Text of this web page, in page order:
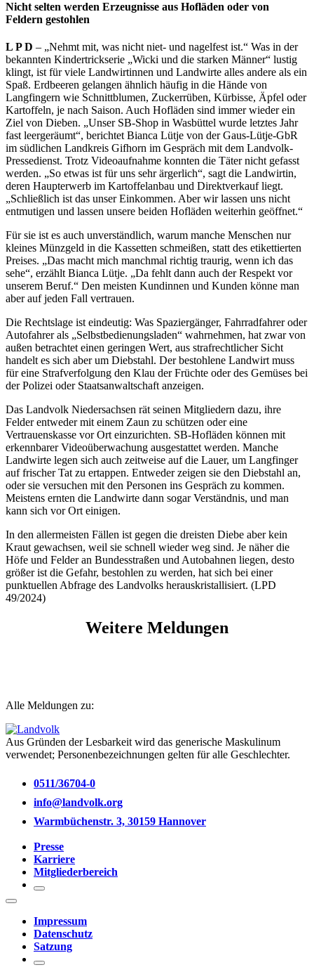
Nicht selten werden Erzeugnisse aus Hofläden oder von
Feldern gestohlen
L P D – „Nehmt mit, was nicht niet- und nagelfest ist.“ Was in der
bekannten Kindertrickserie „Wicki und die starken Männer“ lustig
klingt, ist für viele Landwirtinnen und Landwirte alles andere als ein
Spaß. Erdbeeren gelangen ähnlich häufig in die Hände von
Langfingern wie Schnittblumen, Zuckerrüben, Kürbisse, Äpfel oder
Kartoffeln, je nach Saison. Auch Hofläden sind immer wieder ein
Ziel von Dieben. „Unser SB-Shop in Wasbüttel wurde letztes Jahr
fast leergeräumt“, berichtet Bianca Lütje von der Gaus-Lütje-GbR
im südlichen Landkreis Gifhorn im Gespräch mit dem Landvolk-
Pressedienst. Trotz Videoaufnahme konnten die Täter nicht gefasst
werden. „So etwas ist für uns sehr ärgerlich“, sagt die Landwirtin,
deren Haupterwerb im Kartoffelanbau und Direktverkauf liegt.
„Schließlich ist das unser Einkommen. Aber wir lassen uns nicht
entmutigen und lassen unsere beiden Hofläden weiterhin geöffnet.“
Für sie ist es auch unverständlich, warum manche Menschen nur
kleines Münzgeld in die Kassetten schmeißen, statt des etikettierten
Preises. „Das macht mich manchmal richtig traurig, wenn ich das
sehe“, erzählt Bianca Lütje. „Da fehlt dann auch der Respekt vor
unserem Beruf.“ Den meisten Kundinnen und Kunden könne man
aber auf jeden Fall vertrauen.
Die Rechtslage ist eindeutig: Was Spaziergänger, Fahrradfahrer oder
Autofahrer als „Selbstbedienungsladen“ wahrnehmen, hat zwar von
außen betrachtet einen geringen Wert, aus strafrechtlicher Sicht
handelt es sich aber um Diebstahl. Der bestohlene Landwirt muss
für eine Strafverfolgung den Klau der Früchte oder des Gemüses bei
der Polizei oder Staatsanwaltschaft anzeigen.
Das Landvolk Niedersachsen rät seinen Mitgliedern dazu, ihre
Felder entweder mit einem Zaun zu schützen oder eine
Vertrauenskasse vor Ort einzurichten. SB-Hofläden können mit
erkennbarer Videoüberwachung ausgestattet werden. Manche
Landwirte legen sich auch zeitweise auf die Lauer, um Langfinger
auf frischer Tat zu ertappen. Entweder zeigen sie den Diebstahl an,
oder sie versuchen mit den Personen ins Gespräch zu kommen.
Meistens ernten die Landwirte dann sogar Verständnis, und man
kann sich vor Ort einigen.
In den allermeisten Fällen ist gegen die dreisten Diebe aber kein
Kraut gewachsen, weil sie schnell wieder weg sind. Je näher die
Höfe und Felder an Bundesstraßen und Autobahnen liegen, desto
größer ist die Gefahr, bestohlen zu werden, hat sich bei einer
punktuellen Abfrage des Landvolks herauskristallisiert. (LPD
49/2024)
Weitere Meldungen
Alle Meldungen zu:
Aus Gründen der Lesbarkeit wird das generische Maskulinum
verwendet; Personenbezeichnungen gelten für alle Geschlechter.
0511/36704-0
info@landvolk.org
Warmbüchenstr. 3, 30159 Hannover
Presse
Karriere
Mitgliederbereich
Impressum
Datenschutz
Satzung